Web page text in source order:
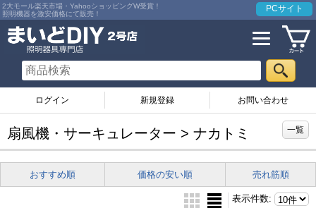
2大モール楽天市場・YahooショッピングW受賞！
照明機器を激安価格にて販売！
PCサイト
ログイン お問い合わせ
扇風機・サーキュレーター > ナカトミ 一覧
おすすめ順 価格の安い順 売れ筋順
表示件数: